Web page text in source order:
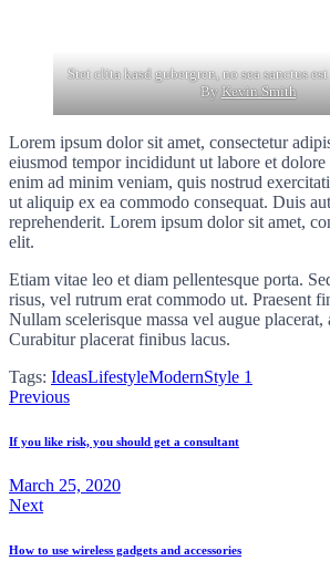
Stet clita kasd gubergren, no sea sanctus
ByKevin Smith
Lorem ipsum dolor sit amet, consectetur
eiusmod tempor incididunt ut labore et
enim ad minim veniam, quis nostrud
ut aliquip ex ea commodo consequat. Duis
reprehenderit. Lorem ipsum dolor sit amet,
elit.
Etiam vitae leo et diam pellentesque porta.
risus, vel rutrum erat commodo ut. Praesent
Nullam scelerisque massa vel augue placerat,
Curabitur placerat finibus lacus.
Tags: IdeasLifestyleModernStyle 1
Previous
If you like risk, you should get a consultant
March 25, 2020
Next
How to use wireless gadgets and accessories